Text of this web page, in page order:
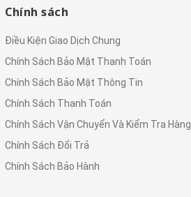
Chính sách
Điều Kiện Giao Dịch Chung
Chính Sách Bảo Mật Thanh Toán
Chính Sách Bảo Mật Thông Tin
Chính Sách Thanh Toán
Chính Sách Vận Chuyển Và Kiểm Tra Hàng
Chính Sách Đổi Trả
Chính Sách Bảo Hành